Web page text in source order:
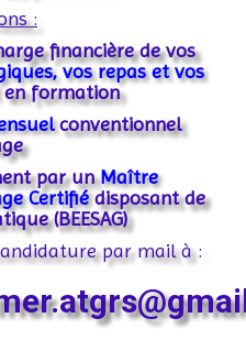
:
financière de vos
vos repas et vos
en formation
conventionnel
par unMaître
Certifiédisposant de
(BEESAG)
par mail à :